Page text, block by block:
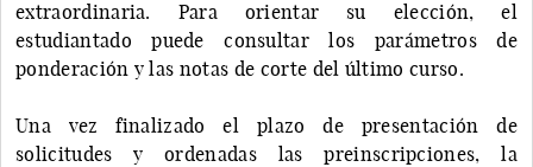
extraordinaria. Para orientar su elección, el
estudiantado puede consultar los parámetros de
ponderación y las notas de corte del último curso.
Una vez finalizado el plazo de presentación de
solicitudes y ordenadas las preinscripciones, la